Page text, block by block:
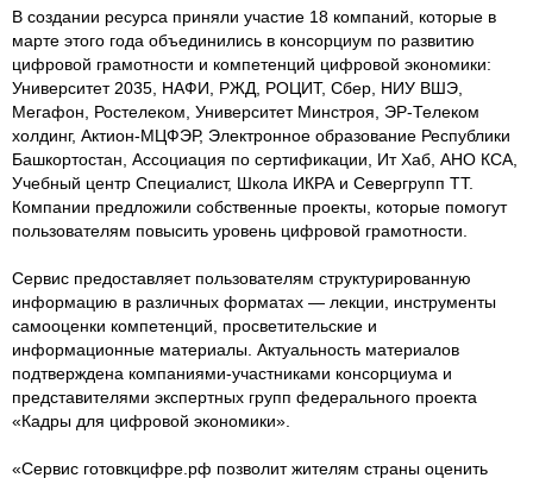
В создании ресурса приняли участие 18 компаний, которые в
марте этого года объединились в консорциум по развитию
цифровой грамотности и компетенций цифровой экономики:
Университет 2035, НАФИ, РЖД, РОЦИТ, Сбер, НИУ ВШЭ,
Мегафон, Ростелеком, Университет Минстроя, ЭР-Телеком
холдинг, Актион-МЦФЭР, Электронное образование Республики
Башкортостан, Ассоциация по сертификации, Ит Хаб, АНО КСА,
Учебный центр Специалист, Школа ИКРА и Севергрупп ТТ.
Компании предложили собственные проекты, которые помогут
пользователям повысить уровень цифровой грамотности.
Сервис предоставляет пользователям структурированную
информацию в различных форматах — лекции, инструменты
самооценки компетенций, просветительские и
информационные материалы. Актуальность материалов
подтверждена компаниями-участниками консорциума и
представителями экспертных групп федерального проекта
«Кадры для цифровой экономики».
«Сервис готовкцифре.рф позволит жителям страны оценить